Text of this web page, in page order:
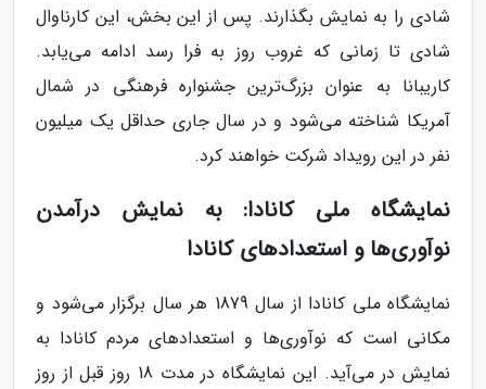
شادی را به نمایش بگذارند. پس از این بخش، این کارناوال
شادی تا زمانی که غروب روز به فرا رسد ادامه می‌یابد.
کاریبانا به عنوان بزرگ‌ترین جشنواره فرهنگی در شمال
آمریکا شناخته می‌شود و در سال جاری حداقل یک میلیون
نفر در این رویداد شرکت خواهند کرد.
نمایشگاه ملی کانادا: به نمایش درآمدن
نوآوری‌ها و استعدادهای کانادا
نمایشگاه ملی کانادا از سال 1879 هر سال برگزار می‌شود و
مکانی است که نوآوری‌ها و استعدادهای مردم کانادا به
نمایش در می‌آید. این نمایشگاه در مدت 18 روز قبل از روز